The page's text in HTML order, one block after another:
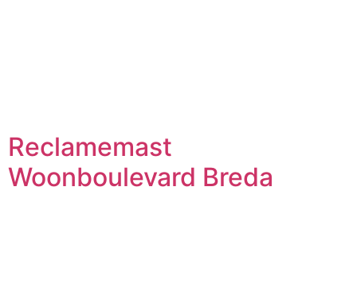
Reclamemast
Woonboulevard Breda